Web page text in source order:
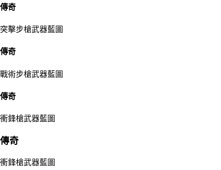
傳奇
突擊步槍武器藍圖
傳奇
戰術步槍武器藍圖
傳奇
衝鋒槍武器藍圖
傳奇
衝鋒槍武器藍圖